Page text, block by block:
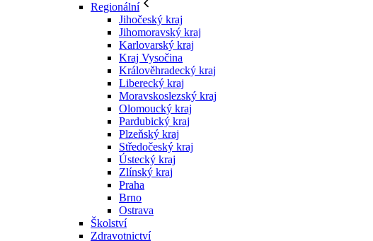
Regionální
Jihočeský kraj
Jihomoravský kraj
Karlovarský kraj
Kraj Vysočina
Králověhradecký kraj
Liberecký kraj
Moravskoslezský kraj
Olomoucký kraj
Pardubický kraj
Plzeňský kraj
Středočeský kraj
Ústecký kraj
Zlínský kraj
Praha
Brno
Ostrava
Školství
Zdravotnictví